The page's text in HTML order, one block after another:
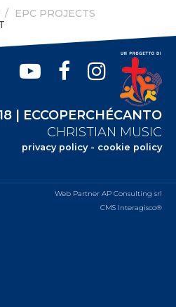
EPC PROJECTS
| ECCOPERCHÉCANTO
CHRISTIAN MUSIC
privacy policy- cookie policy
Web Partner AP Consulting srl
CMS Interagisco®